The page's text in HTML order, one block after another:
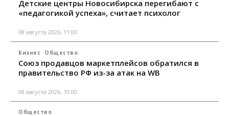
Детские центры Новосибирска перегибают с
«педагогикой успеха», считает психолог
08 августа 2026, 11:00
Бизнес Общество
Союз продавцов маркетплейсов обратился в
правительство РФ из-за атак на WB
08 августа 2026, 10:00
Общество